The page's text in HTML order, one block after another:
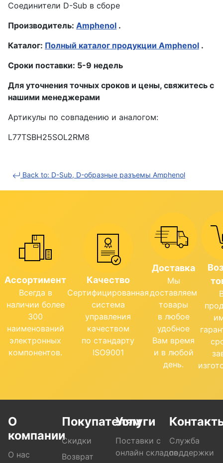
Соединители D-Sub в сборе
Производитель: Amphenol .
Каталог: Полный каталог продукции Amphenol .
Сроки поставки: 5-9 недель
Для уточнения точных сроков и цены, свяжитесь с
нашими менеджерами
Артикулы по совпадению и аналогом:
L77TSBH25SOL2RM8
Back to: D-Sub, D-образные разъемы Amphenol
Ассортимент
Всегда в
наличии более
300
наименований
электронных
компонентов.
Качество
Сертифицированная
система
управления
качеством
по стандарту
ISO9001
Доставка
Мы
доставляем
товары
в любое
удобное
Вам время
и в любой
день.
О
компании
О нас
Покупателям
Скидки
Возврат
Услуги
Поставки с
онлайн складов
Служба
поддержки